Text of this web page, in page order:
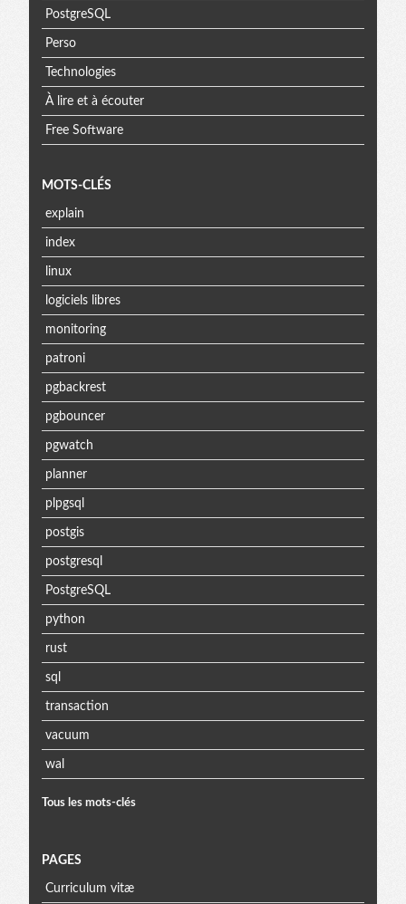
PostgreSQL
Perso
Technologies
À lire et à écouter
Free Software
MOTS-CLÉS
explain
index
linux
logiciels libres
monitoring
patroni
pgbackrest
pgbouncer
pgwatch
planner
plpgsql
postgis
postgresql
PostgreSQL
python
rust
sql
transaction
vacuum
wal
Tous les mots-clés
PAGES
Curriculum vitæ